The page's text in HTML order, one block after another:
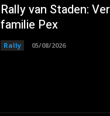
Rally van Staden:
familie Pex
Rally 05/08/2026